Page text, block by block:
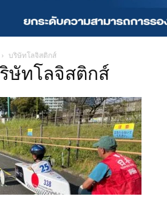
บริษัทโลจิสติกส์
ษัทโลจิสติกส์